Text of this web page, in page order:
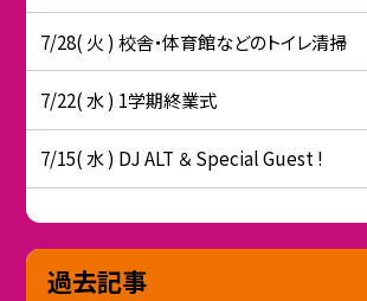
7/28( 火 ) 校舎・体育館などのトイレ清掃
7/22( 水 ) 1学期終業式
7/15( 水 ) DJ ALT ＆ Special Guest !
過去記事